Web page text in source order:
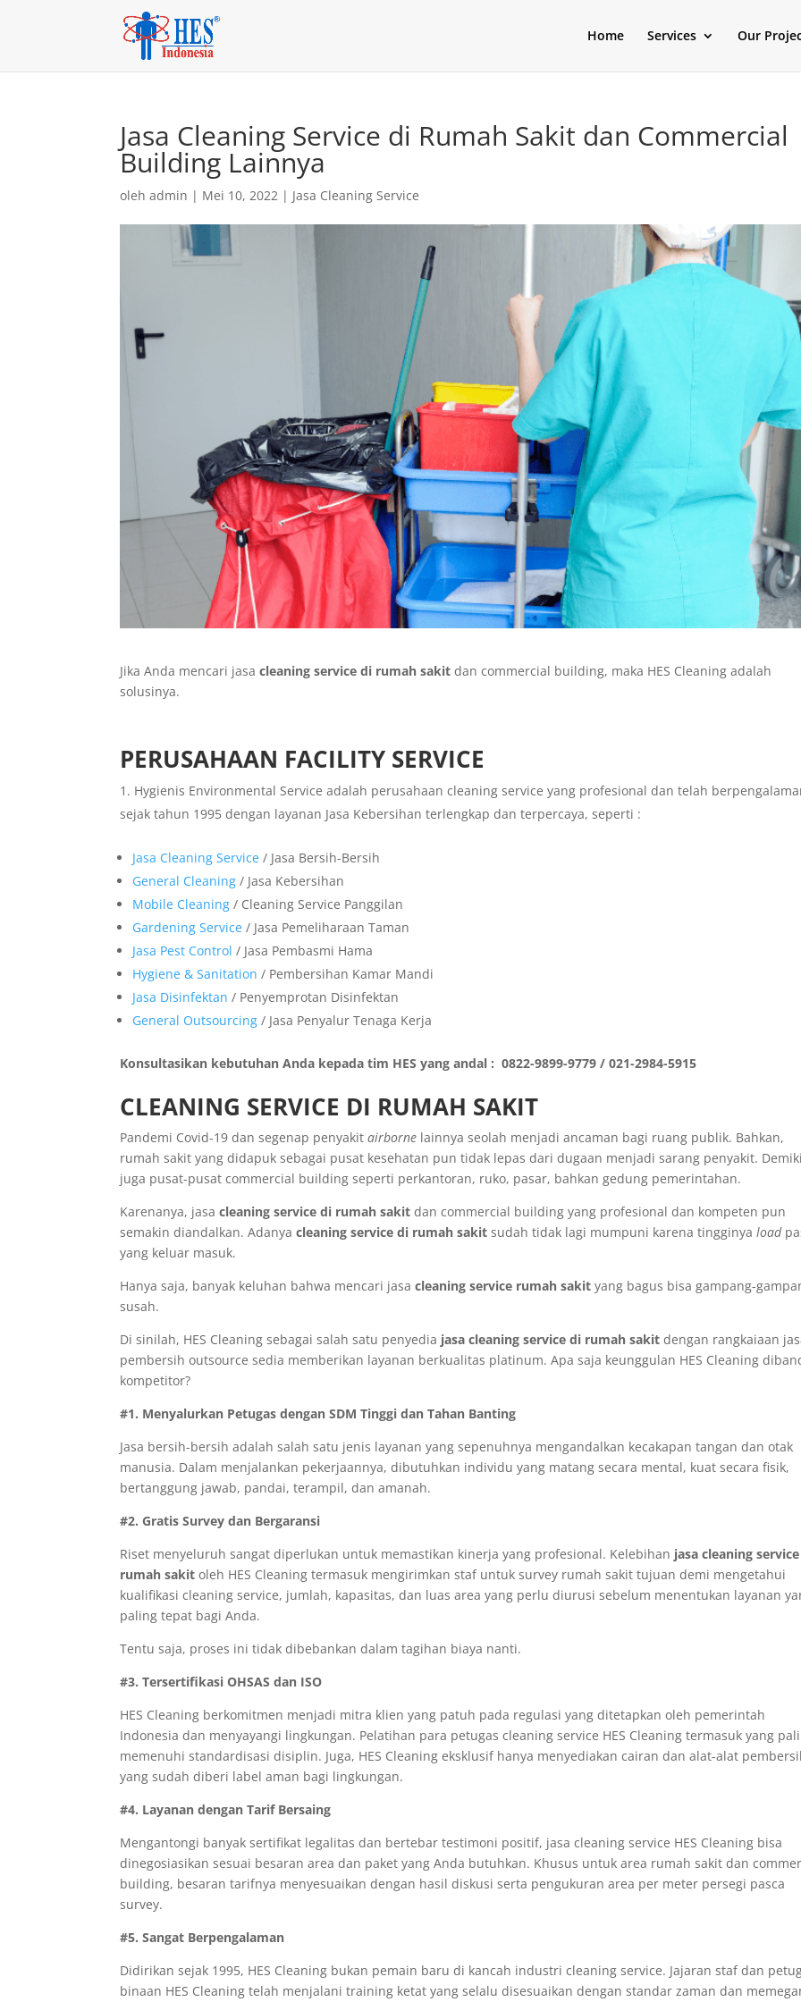
Home Services Our
Jasa Cleaning Service di Rumah Sakit dan Commercial
Building Lainnya
olehadmin | Mei 10, 2022 | Jasa Cleaning Service
Jika Anda mencari jasa cleaning servicedi rumah sakit dan commercial building, maka HES Cleaning adalah
solusinya.
PERUSAHAAN FACILITY SERVICE
Hygienis Environmental Service adalah perusahaan cleaning service yang profesional dan telah
sejak tahun 1995 dengan layanan Jasa Kebersihan terlengkap dan terpercaya, seperti :
Jasa Cleaning Service / Jasa Bersih-Bersih
General Cleaning / Jasa Kebersihan
Mobile Cleaning / Cleaning Service Panggilan
Gardening Service / Jasa Pemeliharaan Taman
Jasa Pest Control / Jasa Pembasmi Hama
Hygiene & Sanitation / Pembersihan Kamar Mandi
Jasa Disinfektan / Penyemprotan Disinfektan
General Outsourcing / Jasa Penyalur Tenaga Kerja
Konsultasikan kebutuhan Anda kepada tim HES yang andal : 0822-9899-9779 / 021-2984-5915
CLEANING SERVICE DI RUMAH SAKIT
Pandemi Covid-19 dan segenap penyakitairborne lainnya seolah menjadi ancaman bagi ruang publik. Bahkan,
rumah sakit yang didapuk sebagai pusat kesehatan pun tidak lepas dari dugaan menjadi sarang penyakit.
juga pusat-pusat commercial building seperti perkantoran, ruko, pasar, bahkan gedung pemerintahan.
Karenanya, jasa cleaning service di rumah sakit dan commercial building yang profesional dan kompeten pun
semakin diandalkan. Adanyacleaning service di rumah sakitsudah tidak lagi mumpuni karena tingginyaload
yang keluar masuk.
Hanya saja, banyak keluhan bahwa mencari jasacleaning service rumah sakityang bagus bisa gampang-
susah.
Di sinilah, HES Cleaning sebagai salah satu penyedia jasa cleaning service di rumah sakitdengan rangkaiaan
pembersih outsource sedia memberikan layanan berkualitas platinum. Apa saja keunggulan HES Cleaning
kompetitor?
#1. Menyalurkan Petugas dengan SDM Tinggi dan Tahan Banting
Jasa bersih-bersih adalah salah satu jenis layanan yang sepenuhnya mengandalkan kecakapan tangan dan otak
manusia. Dalam menjalankan pekerjaannya, dibutuhkan individu yang matang secara mental, kuat secara fisik,
bertanggung jawab, pandai, terampil, dan amanah.
#2. Gratis Survey dan Bergaransi
Riset menyeluruh sangat diperlukan untuk memastikan kinerja yang profesional. Kelebihan jasa cleaning
rumah sakitoleh HES Cleaning termasuk mengirimkan staf untuk survey rumah sakit tujuan demi mengetahui
kualifikasi cleaning service, jumlah, kapasitas, dan luas area yang perlu diurusi sebelum menentukan layanan
paling tepat bagi Anda.
Tentu saja, proses ini tidak dibebankan dalam tagihan biaya nanti.
#3. Tersertifikasi OHSAS dan ISO
HES Cleaning berkomitmen menjadi mitra klien yang patuh pada regulasi yang ditetapkan oleh pemerintah
Indonesia dan menyayangi lingkungan. Pelatihan para petugas cleaning service HES Cleaning termasuk yang
memenuhi standardisasi disiplin. Juga, HES Cleaning eksklusif hanya menyediakan cairan dan alat-alat
yang sudah diberi label aman bagi lingkungan.
#4. Layanan dengan Tarif Bersaing
Mengantongi banyak sertifikat legalitas dan bertebar testimoni positif, jasa cleaning service HES Cleaning bisa
dinegosiasikan sesuai besaran area dan paket yang Anda butuhkan. Khusus untuk area rumah sakit dan
building, besaran tarifnya menyesuaikan dengan hasil diskusi serta pengukuran area per meter persegi pasca
survey.
#5. Sangat Berpengalaman
Didirikan sejak 1995, HES Cleaning bukan pemain baru di kancah industri cleaning service. Jajaran staf dan
binaan HES Cleaning telah menjalani training ketat yang selalu disesuaikan dengan standar zaman dan